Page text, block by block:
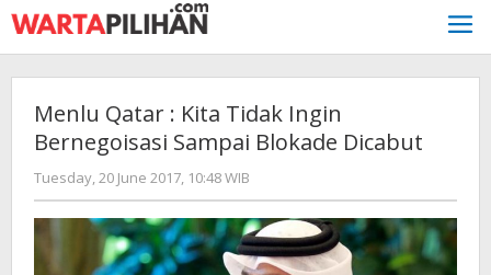
Skip
to
content
Menlu Qatar : Kita Tidak Ingin
Bernegoisasi Sampai Blokade Dicabut
Tuesday, 20 June 2017, 10:48 WIB
redaksi